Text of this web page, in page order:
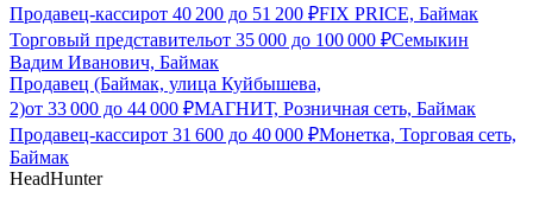
Продавец-кассирот 40 200 до 51 200 ₽FIX PRICE, Баймак
Торговый представительот 35 000 до 100 000 ₽Семыкин
Вадим Иванович, Баймак
Продавец (Баймак, улица Куйбышева,
2)от 33 000 до 44 000 ₽МАГНИТ, Розничная сеть, Баймак
Продавец-кассирот 31 600 до 40 000 ₽Монетка, Торговая сеть,
Баймак
HeadHunter